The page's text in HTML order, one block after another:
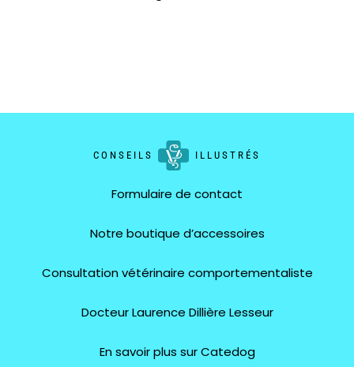
CONSEILS ILLUSTRÉS
Formulaire de contact
Notre boutique d’accessoires
Consultation vétérinaire comportementaliste
Docteur Laurence Dillière Lesseur
En savoir plus sur Catedog